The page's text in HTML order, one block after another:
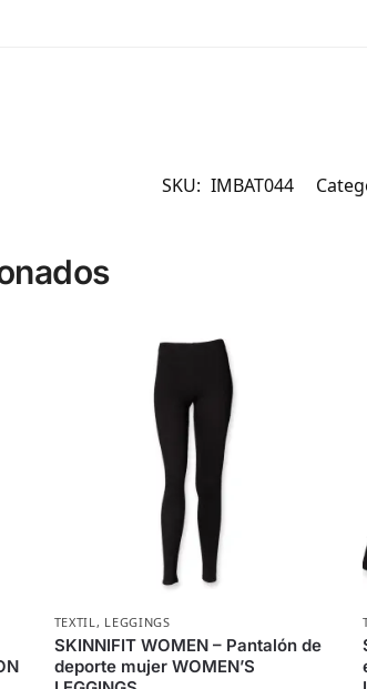
SKU: IMBAT044
TEXTIL , LEGGINGS
SKINNIFIT WOMEN – Pantalón de
deporte mujer WOMEN’S